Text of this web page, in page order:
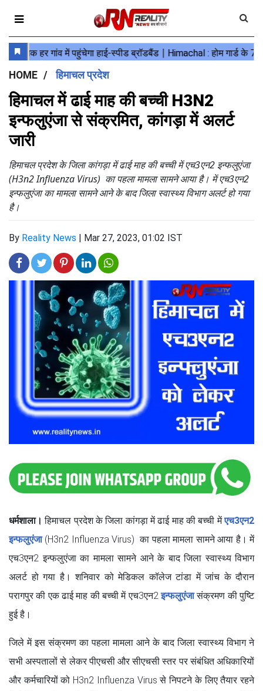
HOME हिमाचल प्रदेश
हिमाचल में ढाई माह की बच्ची H3N2
इन्फलुएंजा से संक्रमित, कांगड़ा में अलर्ट
जारी
हिमाचल प्रदेश के जिला कांगड़ा में ढाई माह की बच्ची में एच3एन2 इन्फलुएंजा
(H3n2 Influenza Virus) का पहला मामला सामने आया है। में एच3एन2
इन्फलुएंजा का मामला सामने आने के बाद जिला स्वास्थ्य विभाग अलर्ट हो गया
है।
By Reality News | Mar 27, 2023, 01:02 IST
धर्मशाला।हिमाचल प्रदेश के जिला कांगड़ा में ढाई माह की बच्ची मेंएच3एन2
इन्फलुएंजा(H3n2 Influenza Virus) का पहला मामला सामने आया है। में
एच3एन2 इन्फलुएंजा का मामला सामने आने के बाद जिला स्वास्थ्य विभाग
अलर्ट हो गया है। शनिवार को मेडिकल कॉलेज टांडा में जांच के दौरान
परागपुर की एक ढाई माह की बच्ची में एच3एन2इन्फलुएंजासंक्रमण की पुष्टि
हुई है।
जिले में इस संक्रमण का पहला मामला आने के बाद जिला स्वास्थ्य विभाग ने
सभी अस्पतालों से लेकर पीएचसी और सीएचसी स्तर पर संबंधित अधिकारियों
और कर्मचारियों को H3n2 Influenza Virus से निपटने के लिए तैयार रहने